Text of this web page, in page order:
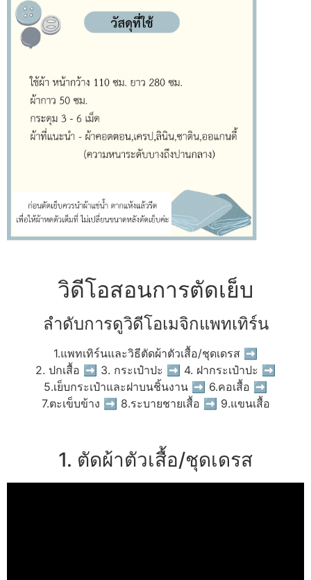
วิดีโอสอนการตัดเย็บ
ลำดับการดูวิดีโอเมจิกแพทเทิร์น
1.แพทเทิร์นและวิธีตัดผ้าตัวเสื้อ/ชุดเดรส ➡
2. ปกเสื้อ ➡ 3. กระเป๋าปะ ➡ 4. ฝากระเป๋าปะ ➡
5.เย็บกระเป๋าและฝาบนชิ้นงาน ➡ 6.คอเสื้อ ➡
7.ตะเข็บข้าง ➡ 8.ระบายชายเสื้อ ➡ 9.แขนเสื้อ
1. ตัดผ้าตัวเสื้อ/ชุดเดรส